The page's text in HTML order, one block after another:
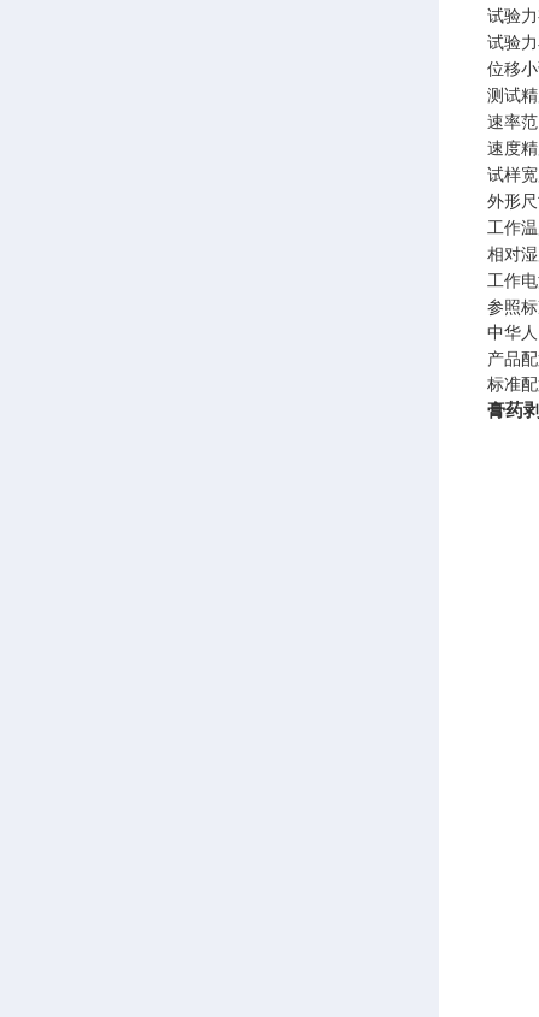
试验
试验
位移
测试
速率
速度
试样
外形
工作
相对
工作
参照
中华
产品
标准
膏药